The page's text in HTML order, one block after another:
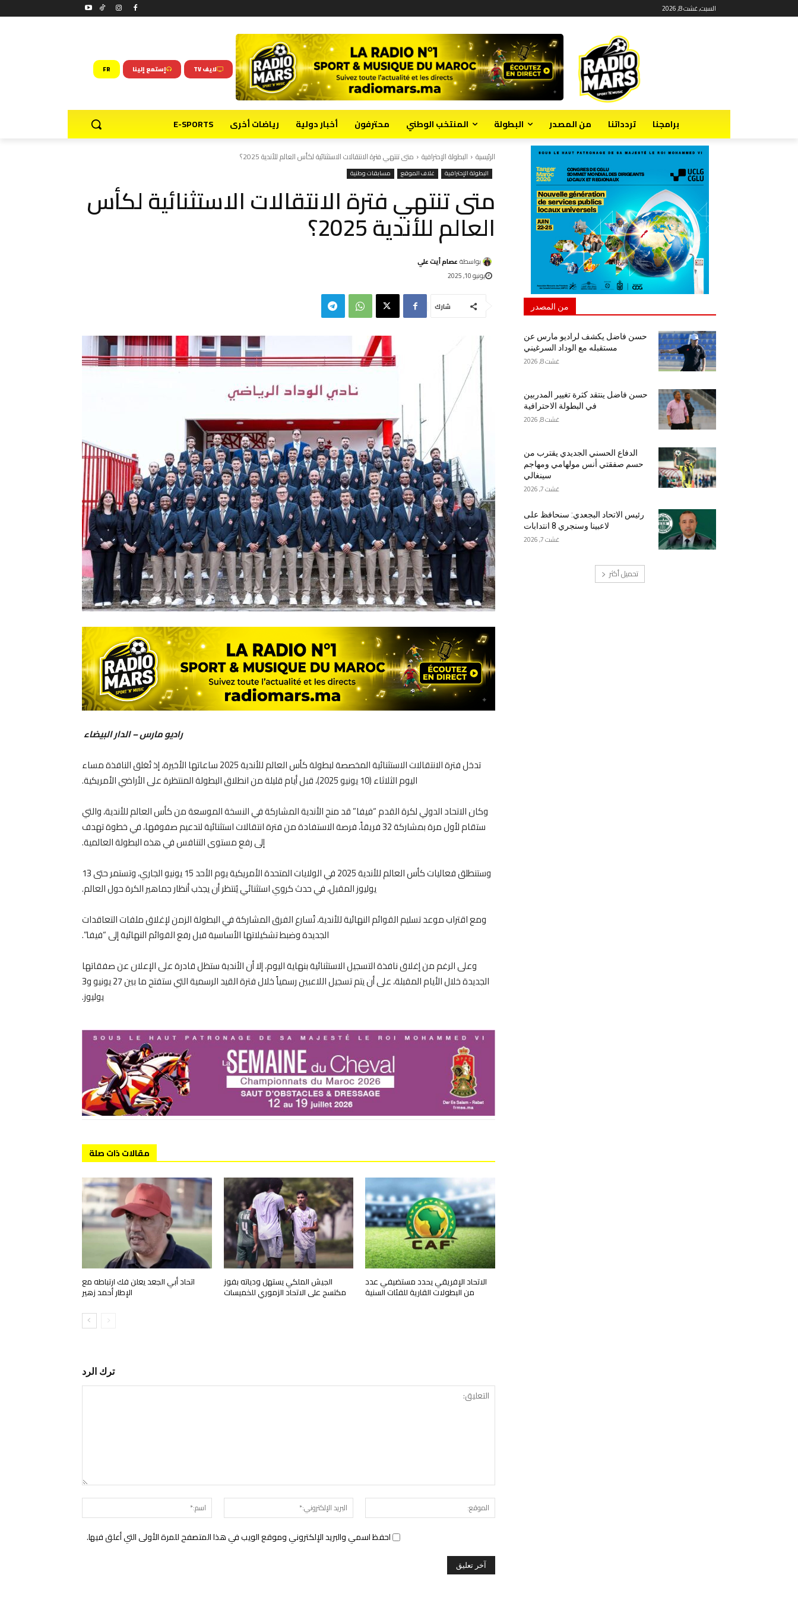
السبت, غشت 8, 2026
لايف TV إستمع إلينا FR
برامجنا تردداتنا من المصدر البطولة المنتخب الوطني محترفون أخبار دولية رياضات أخرى E-SPORTS
الرئيسية البطولة الإحترافية متى تنتهي فترة الانتقالات الاستثنائية لكأس العالم للأندية 2025؟
البطولة الإحترافية غلاف الموقع مسابقات وطنية
متى تنتهي فترة الانتقالات الاستثنائية لكأس
العالم للأندية 2025؟
بواسطة عصام أيت علي
يونيو 10, 2025
شارك
راديو مارس – الدار البيضاء
تدخل فترة الانتقالات الاستثنائية المخصصة لبطولة كأس العالم للأندية 2025 ساعاتها الأخيرة، إذ تُغلق النافذة مساء
اليوم الثلاثاء (10 يونيو 2025)، قبل أيام قليلة من انطلاق البطولة المنتظرة على الأراضي الأمريكية.
وكان الاتحاد الدولي لكرة القدم “فيفا” قد منح الأندية المشاركة في النسخة الموسعة من كأس العالم للأندية، والتي
ستقام لأول مرة بمشاركة 32 فريقاً، فرصة الاستفادة من فترة انتقالات استثنائية لتدعيم صفوفها، في خطوة تهدف
إلى رفع مستوى التنافس في هذه البطولة العالمية.
وستنطلق فعاليات كأس العالم للأندية 2025 في الولايات المتحدة الأمريكية يوم الأحد 15 يونيو الجاري، وتستمر حتى 13
يوليوز المقبل، في حدث كروي استثنائي يُنتظر أن يجذب أنظار جماهير الكرة حول العالم.
ومع اقتراب موعد تسليم القوائم النهائية للأندية، تُسارع الفرق المشاركة في البطولة الزمن لإغلاق ملفات التعاقدات
الجديدة وضبط تشكيلاتها الأساسية قبل رفع القوائم النهائية إلى “فيفا”.
وعلى الرغم من إغلاق نافذة التسجيل الاستثنائية بنهاية اليوم، إلا أن الأندية ستظل قادرة على الإعلان عن صفقاتها
الجديدة خلال الأيام المقبلة، على أن يتم تسجيل اللاعبين رسمياً خلال فترة القيد الرسمية التي ستفتح ما بين 27 يونيو و3
يوليوز.
مقالات ذات صلة
الاتحاد الإفريقي يحدد مستضيفي عدد
من البطولات القارية للفئات السنية
الجيش الملكي يستهل ودياته بفوز
مكتسح على الاتحاد الزموري للخميسات
اتحاد أبي الجعد يعلن فك ارتباطه مع
الإطار أحمد زهير
ترك الرد
التعليق:
اسم:*
البريد
الإلكتروني:*
الموقع:
احفظ اسمي والبريد الإلكتروني وموقع الويب في هذا المتصفح للمرة الأولى التي أعلق فيها.
من المصدر
حسن فاضل يكشف لراديو مارس عن
مستقبله مع الوداد السرغيني
غشت 8, 2026
حسن فاضل ينتقد كثرة تغيير المدربين
في البطولة الاحترافية
غشت 8, 2026
الدفاع الحسني الجديدي يقترب من
حسم صفقتي أنس مولهامي ومهاجم
سينغالي
غشت 7, 2026
رئيس الاتحاد البجعدي: سنحافظ على
لاعبينا وسنجري 8 انتدابات
غشت 7, 2026
تحميل أكثر